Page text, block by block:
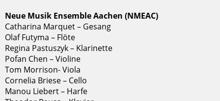
Neue Musik Ensemble Aachen (NMEAC)
Catharina Marquet – Gesang
Olaf Futyma – Flöte
Regina Pastuszyk – Klarinette
Pofan Chen – Violine
Tom Morrison- Viola
Cornelia Briese – Cello
Manou Liebert – Harfe